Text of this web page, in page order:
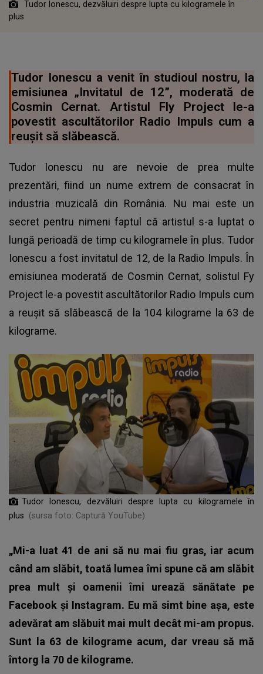
Tudor Ionescu, dezvăluiri despre lupta cu kilogramele în
plus
Tudor Ionescu a venit în studioul nostru, la
emisiunea „Invitatul de 12”, moderată de
Cosmin Cernat. Artistul Fly Project le-a
povestit ascultătorilor Radio Impuls cum a
reușit să slăbească.
Tudor Ionescu nu are nevoie de prea multe
prezentări, fiind un nume extrem de consacrat în
industria muzicală din România. Nu mai este un
secret pentru nimeni faptul că artistul s-a luptat o
lungă perioadă de timp cu kilogramele în plus. Tudor
Ionescu a fost invitatul de 12, de la Radio Impuls. În
emisiunea moderată de Cosmin Cernat, solistul Fy
Project le-a povestit ascultătorilor Radio Impuls cum
a reușit să slăbească de la 104 kilograme la 63 de
kilograme.
Tudor Ionescu, dezvăluiri despre lupta cu kilogramele în
plus
(sursa foto: Captură YouTube)
„Mi-a luat 41 de ani să nu mai fiu gras, iar acum
când am slăbit, toată lumea îmi spune că am slăbit
prea mult și oamenii îmi urează sănătate pe
Facebook și Instagram. Eu mă simt bine așa, este
adevărat am slăbuit mai mult decât mi-am propus.
Sunt la 63 de kilograme acum, dar vreau să mă
întorg la 70 de kilograme.